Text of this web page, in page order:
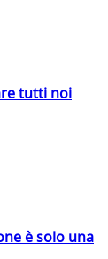
tutti noi
è solo una